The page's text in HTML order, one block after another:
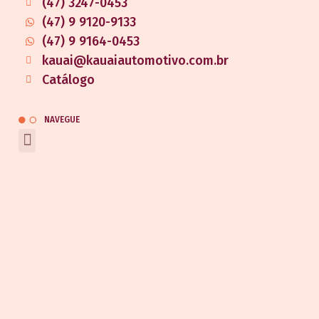
(47) 9 9120-9133
(47) 9 9164-0453
kauai@kauaiautomotivo.com.br
Catálogo
NAVEGUE